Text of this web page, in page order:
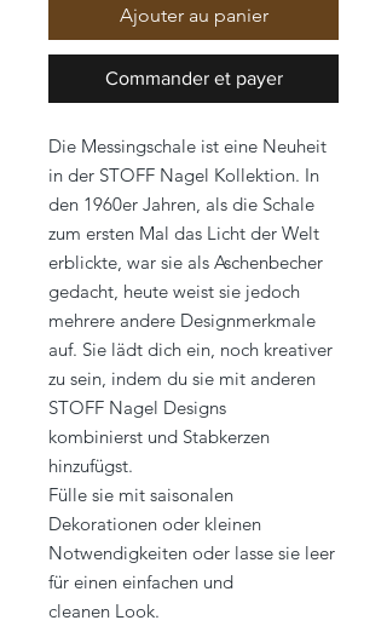
Ajouter au panier
Commander et payer
Die Messingschale ist eine Neuheit
in der STOFF Nagel Kollektion. In
den 1960er Jahren, als die Schale
zum ersten Mal das Licht der Welt
erblickte, war sie als Aschenbecher
gedacht, heute weist sie jedoch
mehrere andere Designmerkmale
auf. Sie lädt dich ein, noch kreativer
zu sein, indem du sie mit anderen
STOFF Nagel Designs
kombinierst und Stabkerzen
hinzufügst.
Fülle sie mit saisonalen
Dekorationen oder kleinen
Notwendigkeiten oder lasse sie leer
für einen einfachen und
cleanen Look.